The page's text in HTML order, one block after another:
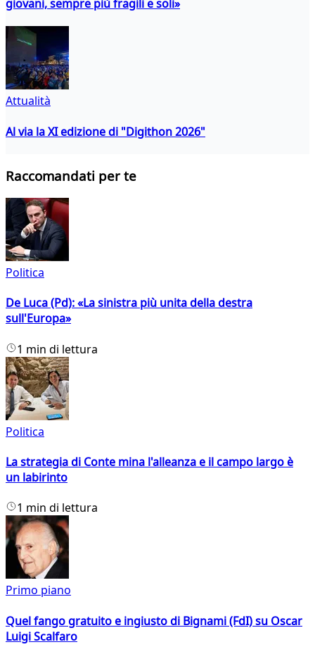
giovani, sempre più fragili e soli»
Attualità
Al via la XI edizione di "Digithon 2026"
Raccomandati per te
Politica
De Luca (Pd): «La sinistra più unita della destra
sull'Europa»
1 min di lettura
Politica
La strategia di Conte mina l'alleanza e il campo largo è
un labirinto
1 min di lettura
Primo piano
Quel fango gratuito e ingiusto di Bignami (FdI) su Oscar
Luigi Scalfaro